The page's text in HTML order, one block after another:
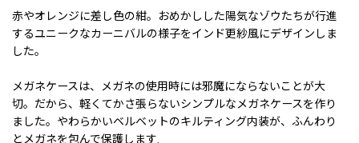
赤やオレンジに差し色の紺。おめかしした陽気なゾウたちが行進
するユニークなカーニバルの様子をインド更紗風にデザインしま
した。
メガネケースは、メガネの使用時には邪魔にならないことが大
切。だから、軽くてかさ張らないシンプルなメガネケースを作り
ました。やわらかいベルベットのキルティング内装が、ふんわり
とメガネを包んで保護します.